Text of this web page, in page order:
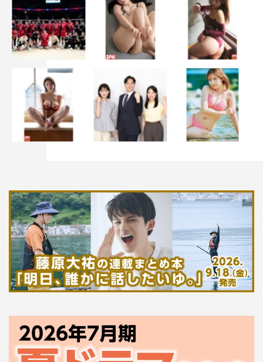
企画・プロデュース：青野華生子
プロデューサー：梅山文郁（テレビ東京）、夏雪（テレビ
東京）、小林有衣子（イースト・ファクトリー）、金川紗
希子（イースト・ファクトリー）
制作：テレビ東京、イースト・ファクトリー
製作著作：「姪のメイ」製作委員会
制作協力：福島イノベーション・コースト構想推進機構
ふくしま12市町村移住支援センター
大沢一菜 姪のメイ